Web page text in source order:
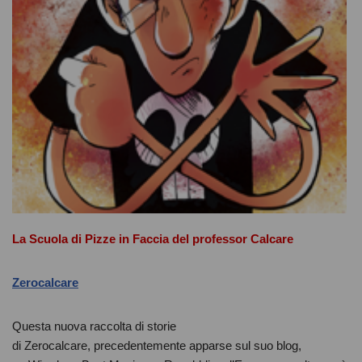
La Scuola di Pizze in Faccia del professor Calcare
Zerocalcare
Questa nuova raccolta di storie
di Zerocalcare, precedentemente apparse sul suo blog,